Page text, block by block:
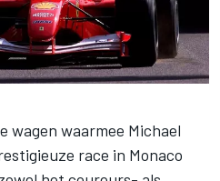
wagen waarmee Michael
race in Monaco